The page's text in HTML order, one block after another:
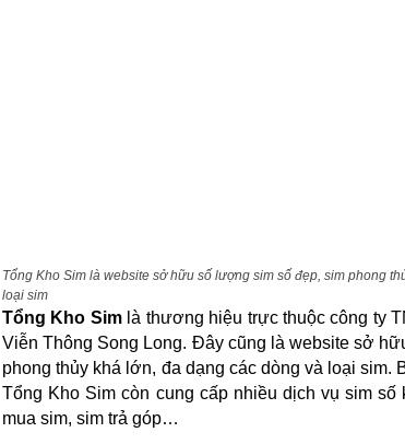
Tổng Kho Sim là website sở hữu số lượng sim số đẹp, sim phong
loại sim
Tổng Kho Simlà thương hiệu trực thuộc công ty
Viễn Thông Song Long. Đây cũng là website sở
phong thủy khá lớn, đa dạng các dòng và loại sim.
Tổng Kho Sim còn cung cấp nhiều dịch vụ sim số
mua sim, sim trả góp…